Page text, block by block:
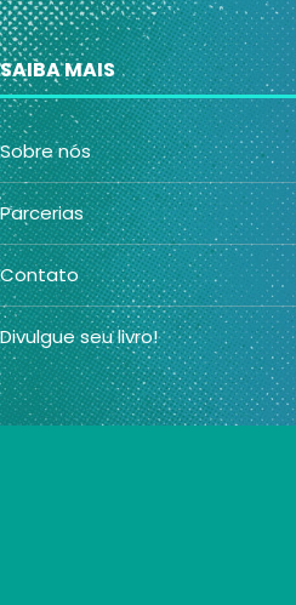
SAIBA MAIS
Sobre nós
Parcerias
Contato
Divulgue seu livro!